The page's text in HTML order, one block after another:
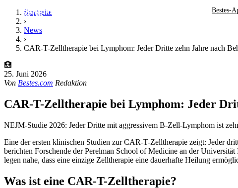
Bestes-
Startseite
›
News
›
CAR-T-Zelltherapie bei Lymphom: Jeder Dritte zehn Jahre nach
🏥
25. Juni 2026
Von Bestes.com Redaktion
CAR-T-Zelltherapie bei Lymphom: Jeder
NEJM-Studie 2026: Jeder Dritte mit aggressivem B-Zell-Lymphom ist
Eine der ersten klinischen Studien zur CAR-T-Zelltherapie zeigt: Jeder
berichten Forschende der Perelman School of Medicine an der
legen nahe, dass eine einzige Zelltherapie eine dauerhafte Heilung
Was ist eine CAR-T-Zelltherapie?